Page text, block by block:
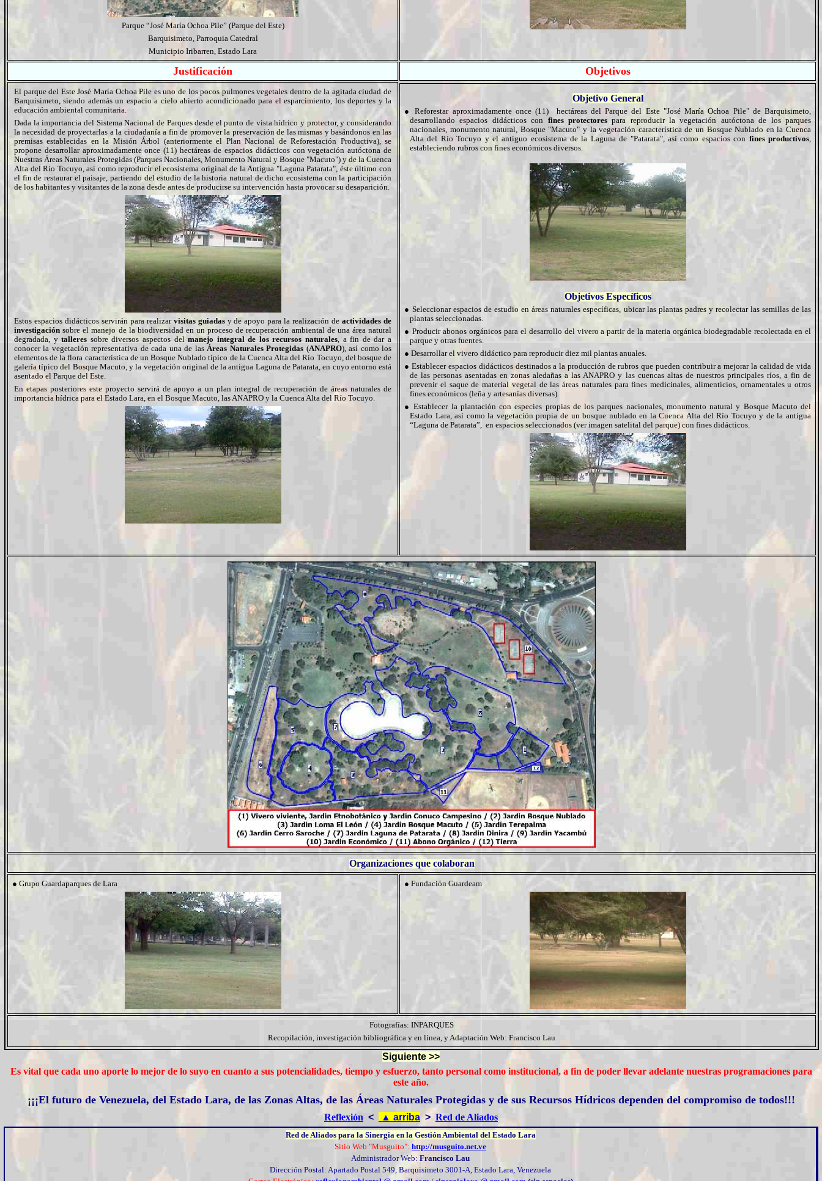
Parque “José María Ochoa Pile” (Parque del Este)
Barquisimeto, Parroquia Catedral
Municipio Iribarren, Estado Lara
Justificación Objetivos
El parque del Este José María Ochoa Pile es uno de los pocos pulmones vegetales dentro de la agitada ciudad de
Barquisimeto, siendo además un espacio a cielo abierto acondicionado para el esparcimiento, los deportes y la
educación ambiental comunitaria.
Dada la importancia del Sistema Nacional de Parques desde el punto de vista hídrico y protector, y considerando
la necesidad de proyectarlas a la ciudadanía a fin de promover la preservación de las mismas y basándonos en las
premisas establecidas en la Misión Árbol (anteriormente el Plan Nacional de Reforestación Productiva), se
propone desarrollar aproximadamente once (11) hectáreas de espacios didácticos con vegetación autóctona de
Nuestras Áreas Naturales Protegidas (Parques Nacionales, Monumento Natural y Bosque "Macuto") y de la Cuenca
Alta del Río Tocuyo, así como reproducir el ecosistema original de la Antigua "Laguna Patarata", éste último con
el fin de restaurar el paisaje, partiendo del estudio de la historia natural de dicho ecosistema con la participación
de los habitantes y visitantes de la zona desde antes de producirse su intervención hasta provocar su desaparición.
Estos espacios didácticos servirán para realizar visitas guiadasy de apoyo para la realización deactividades de
investigación sobre el manejo de la biodiversidad en un proceso de recuperación ambiental de una área natural
degradada, ytalleres sobre diversos aspectos delmanejo integral de los recursos naturales, a fin de dar a
conocer la vegetación representativa de cada una de lasÁreas Naturales Protegidas (ANAPRO), así como los
elementos de la flora característica de un Bosque Nublado típico de la Cuenca Alta del Río Tocuyo, del bosque de
galería típico del Bosque Macuto, y la vegetación original de la antigua Laguna de Patarata, en cuyo entorno está
asentado el Parque del Este.
En etapas posteriores este proyecto servirá de apoyo a un plan integral de recuperación de áreas naturales de
importancia hídrica para el Estado Lara, en el Bosque Macuto, las ANAPRO y la Cuenca Alta del Río Tocuyo.
Objetivo General
● Reforestar aproximadamente once (11) hectáreas del Parque del Este "José María Ochoa Pile" de Barquisimeto,
desarrollando espacios didácticos con fines protectorespara reproducir la vegetación autóctona de los parques
nacionales, monumento natural, Bosque "Macuto" y la vegetación característica de un Bosque Nublado en la Cuenca
Alta del Río Tocuyo y el antiguo ecosistema de la Laguna de "Patarata", así como espacios con fines productivos,
estableciendo rubros con fines económicos diversos.
Objetivos Específicos
● Seleccionar espacios de estudio en áreas naturales específicas, ubicar las plantas padres y recolectar las semillas de las
plantas seleccionadas.
● Producir abonos orgánicos para el desarrollo del vivero a partir de la materia orgánica biodegradable recolectada en el
parque y otras fuentes.
● Desarrollar el vivero didáctico para reproducir diez mil plantas anuales.
●Establecer espacios didácticos destinados a la producción de rubros que pueden contribuir a mejorar la calidad de vida
de las personas asentadas en zonas aledañas a las ANAPRO y las cuencas altas de nuestros principales ríos, a fin de
prevenir el saque de material vegetal de las áreas naturales para fines medicinales, alimenticios, ornamentales u otros
fines económicos (leña y artesanías diversas).
●Establecer la plantación con especies propias de los parques nacionales, monumento natural y Bosque Macuto del
Estado Lara, así como la vegetación propia de un bosque nublado en la Cuenca Alta del Río Tocuyo y de la antigua
“Laguna de Patarata”, en espacios seleccionados (ver imagen satelital del parque) con fines didácticos.
Organizaciones que colaboran
● Grupo Guardaparques de Lara ● Fundación Guardeam
Fotografías: INPARQUES
Recopilación, investigación bibliográfica y en línea, y Adaptación Web: Francisco Lau
Siguiente >>
Es vital que cada uno aporte lo mejor de lo suyo en cuanto a sus potencialidades, tiempo y esfuerzo, tanto personal como institucional, a fin de poder llevar adelante nuestras programaciones para
este año.
¡¡¡El futuro de Venezuela, del Estado Lara, de las Zonas Altas, de las Áreas Naturales Protegidas y de sus Recursos Hídricos dependen del compromiso de todos!!!
Reflexión < ▲ arriba > Red de Aliados
Red de Aliados para la Sinergia en la Gestión Ambiental del Estado Lara
Sitio Web "Musguito": http://musguito.net.ve
Administrador Web: Francisco Lau
Dirección Postal: Apartado Postal 549, Barquisimeto 3001-A, Estado Lara, Venezuela